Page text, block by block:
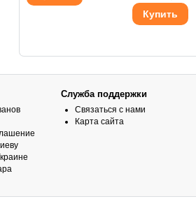
Купить
Служба поддержки
Связаться с нами
Карта сайта